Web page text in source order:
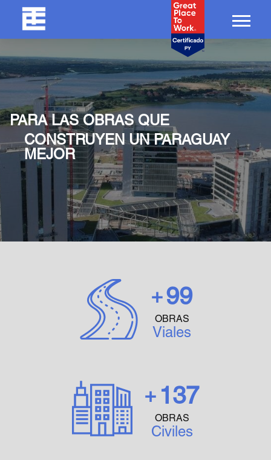
PARA LAS OBRAS QUE
CONSTRUYEN UN PARAGUAY
MEJOR
99
OBRAS
Viales
137
OBRAS
Civiles